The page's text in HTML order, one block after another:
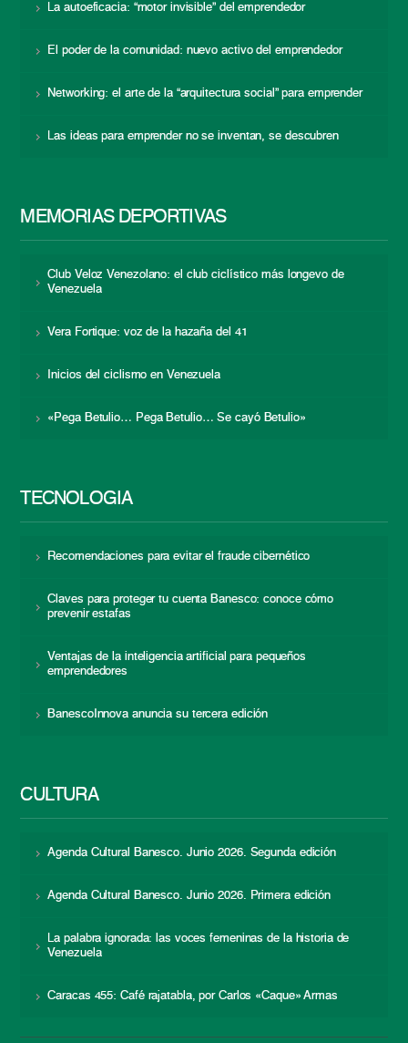
La autoeficacia: “motor invisible” del emprendedor
El poder de la comunidad: nuevo activo del emprendedor
Networking: el arte de la “arquitectura social” para emprender
Las ideas para emprender no se inventan, se descubren
MEMORIAS DEPORTIVAS
Club Veloz Venezolano: el club ciclístico más longevo de
Venezuela
Vera Fortique: voz de la hazaña del 41
Inicios del ciclismo en Venezuela
«Pega Betulio… Pega Betulio… Se cayó Betulio»
TECNOLOGÍA
Recomendaciones para evitar el fraude cibernético
Claves para proteger tu cuenta Banesco: conoce cómo
prevenir estafas
Ventajas de la inteligencia artificial para pequeños
emprendedores
BanescoInnova anuncia su tercera edición
CULTURA
Agenda Cultural Banesco. Junio 2026. Segunda edición
Agenda Cultural Banesco. Junio 2026. Primera edición
La palabra ignorada: las voces femeninas de la historia de
Venezuela
Caracas 455: Café rajatabla, por Carlos «Caque» Armas